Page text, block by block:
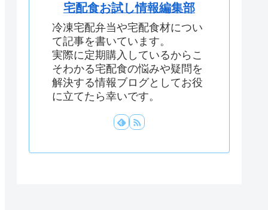
宅配食お試し情報編集部
冷凍宅配弁当や宅配食材につい
て記事を書いています。
実際に定期購入しているからこ
そわかる宅配食の悩みや疑問を
解決する情報ブログとしてお役
に立てたら幸いです。